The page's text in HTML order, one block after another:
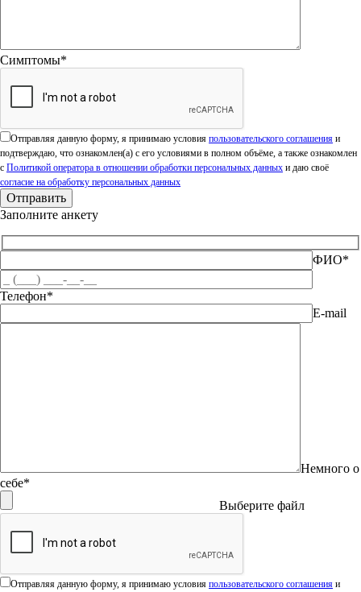
Симптомы*
Отправляя данную форму, я принимаю условия пользовательского соглашения и
подтверждаю, что ознакомлен(а) с его условиями в полном объёме, а также ознакомлен
с Политикой оператора в отношении обработки персональных данных и даю своё
согласие на обработку персональных данных
Заполните анкету
ФИО*
Телефон*
E-mail
Немного о
себе*
Выберите файл
Отправляя данную форму, я принимаю условия пользовательского соглашения и